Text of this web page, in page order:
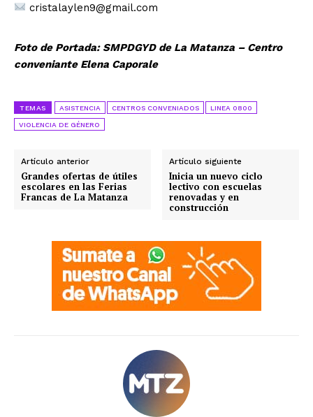
cristalaylen9@gmail.com
Foto de Portada: SMPDGYD de La Matanza – Centro
conveniante Elena Caporale
TEMAS ASISTENCIA CENTROS CONVENIADOS LINEA 0800
VIOLENCIA DE GÉNERO
Artículo anterior
Grandes ofertas de útiles
escolares en las Ferias
Francas de La Matanza
Artículo siguiente
Inicia un nuevo ciclo
lectivo con escuelas
renovadas y en
construcción